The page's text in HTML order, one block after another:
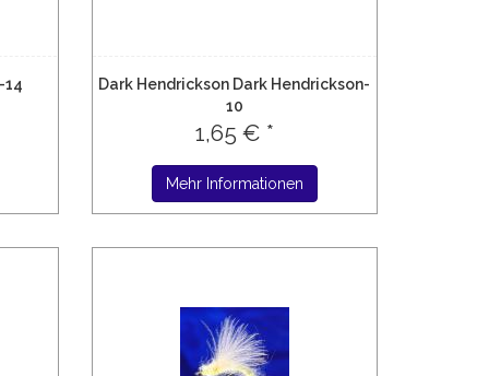
14
Dark Hendrickson Dark Hendrickson-
10
1,65 € *
Mehr Informationen